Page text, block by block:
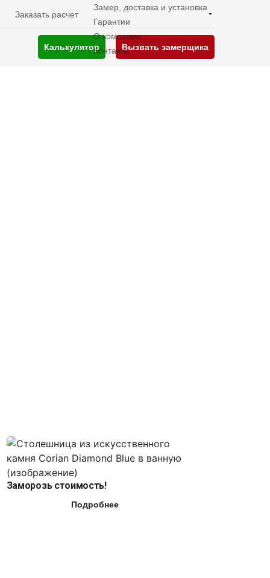
Заказать расчет
Замер, доставка и установка
Гарантии
О компании
Контакты
Калькулятор Вызвать замерщика
Заморозь стоимость!
Подробнее